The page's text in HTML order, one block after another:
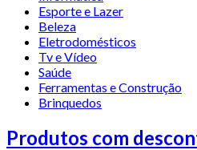
Esporte e Lazer
Beleza
Eletrodomésticos
Tv e Vídeo
Saúde
Ferramentas e Construção
Brinquedos
Produtos com